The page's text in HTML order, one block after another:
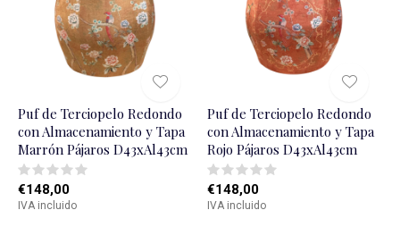
Puf de Terciopelo Redondo
con Almacenamiento y Tapa
Marrón Pájaros D43xAl43cm
€148,00
IVA incluido
Puf de Terciopelo Redondo
con Almacenamiento y Tapa
Rojo Pájaros D43xAl43cm
€148,00
IVA incluido